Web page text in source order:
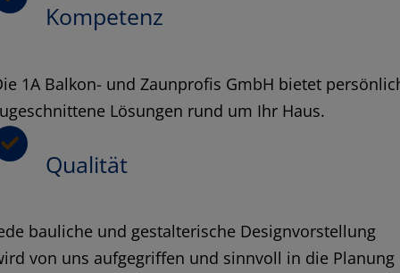
Kompetenz
1A Balkon- und Zaunprofis GmbH bietet
Lösungen rund um Ihr Haus.
Qualität
bauliche und gestalterische Designvorstellung
von uns aufgegriffen und sinnvoll in die Planung